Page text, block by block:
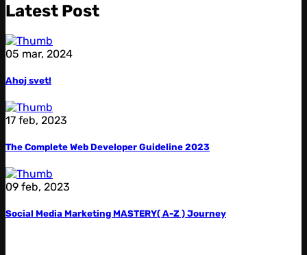
Latest Post
05 mar, 2024
Ahoj svet!
17 feb, 2023
The Complete Web Developer Guideline 2023
09 feb, 2023
Social Media Marketing MASTERY( A-Z ) Journey